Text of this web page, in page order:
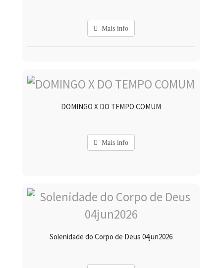
Mais info
DOMINGO X DO TEMPO COMUM
Mais info
Solenidade do Corpo de Deus 04jun2026